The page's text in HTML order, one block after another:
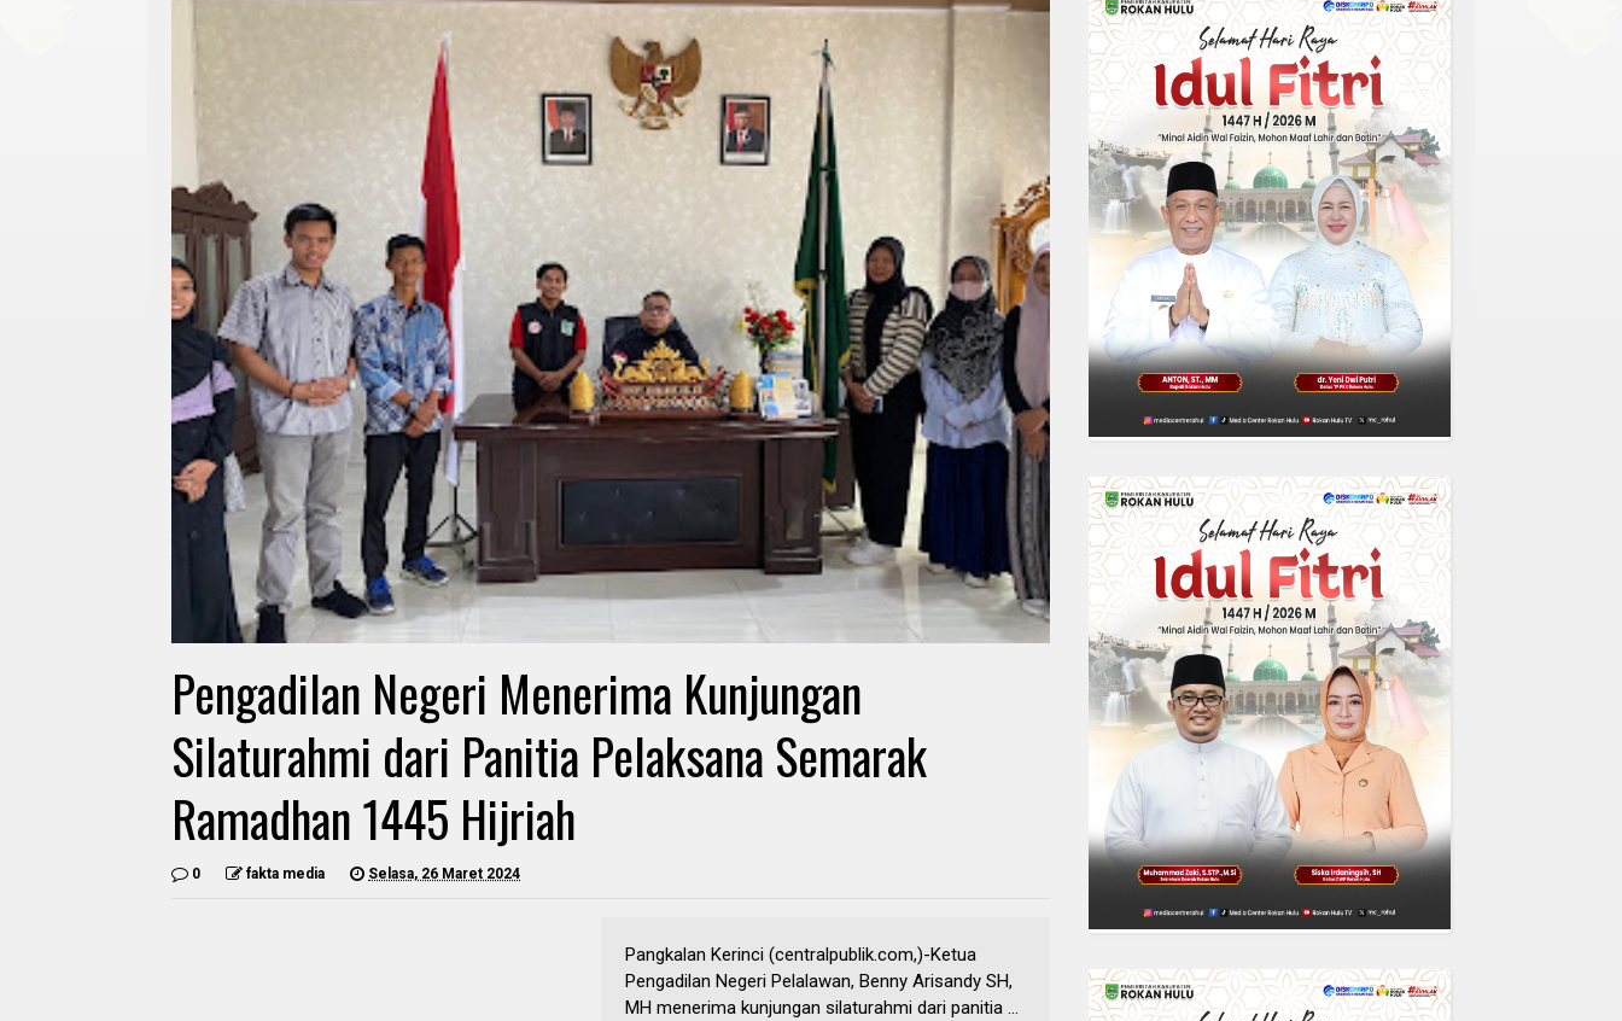
Pengadilan Negeri Menerima Kunjungan
Silaturahmi dari Panitia Pelaksana Semarak
Ramadhan 1445 Hijriah
0 fakta media Selasa, 26 Maret 2024
Pangkalan Kerinci (centralpublik.com,)-Ketua
Pengadilan Negeri Pelalawan, Benny Arisandy SH,
MH menerima kunjungan silaturahmi dari panitia ...